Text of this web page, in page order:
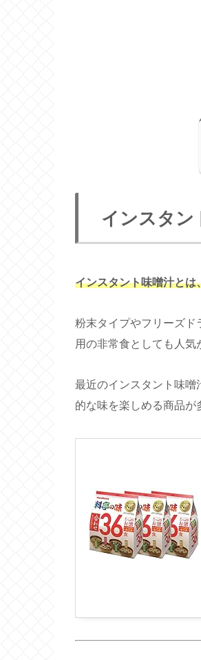
インスタン
インスタント味噌汁とは
粉末タイプやフリーズド
用の非常食としても人気
最近のインスタント味噌
的な味を楽しめる商品が